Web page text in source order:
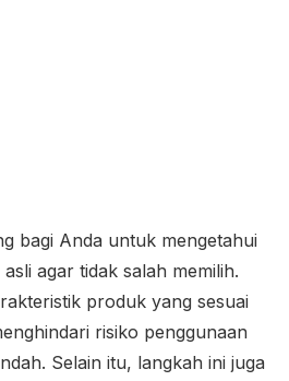
bagi Anda untuk mengetahui
agar tidak salah memilih.
produk yang sesuai
risiko penggunaan
Selain itu, langkah ini juga